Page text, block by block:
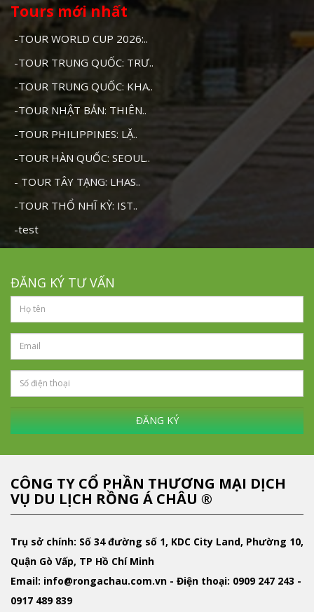
Tours mới nhất
-TOUR WORLD CUP 2026:..
-TOUR TRUNG QUỐC: TRƯ..
-TOUR TRUNG QUỐC: KHA..
-TOUR NHẬT BẢN: THIÊN..
-TOUR PHILIPPINES: LẶ..
-TOUR HÀN QUỐC: SEOUL..
- TOUR TÂY TẠNG: LHAS..
-TOUR THỔ NHĨ KỲ: IST..
-test
ĐĂNG KÝ TƯ VẤN
ĐĂNG KÝ
CÔNG TY CỔ PHẦN THƯƠNG MẠI DỊCH
VỤ DU LỊCH RỒNG Á CHÂU ®
Trụ sở chính: Số 34 đường số 1, KDC City Land, Phường 10,
Quận Gò Vấp, TP Hồ Chí Minh
Email: info@rongachau.com.vn - Điện thoại: 0909 247 243 -
0917 489 839